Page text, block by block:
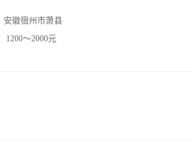
安徽宿州市萧县
1200～2000元